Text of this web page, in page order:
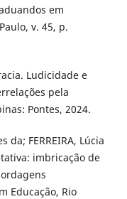
em
v. 45, p.
Ludicidade e
pela
Pontes, 2024.
da; FERREIRA, Lúcia
imbricação de
Educação, Rio